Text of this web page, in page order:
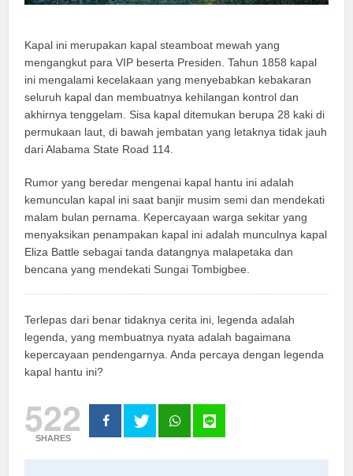
Kapal ini merupakan kapal steamboat mewah yang
mengangkut para VIP beserta Presiden. Tahun 1858 kapal
ini mengalami kecelakaan yang menyebabkan kebakaran
seluruh kapal dan membuatnya kehilangan kontrol dan
akhirnya tenggelam. Sisa kapal ditemukan berupa 28 kaki di
permukaan laut, di bawah jembatan yang letaknya tidak jauh
dari Alabama State Road 114.
Rumor yang beredar mengenai kapal hantu ini adalah
kemunculan kapal ini saat banjir musim semi dan mendekati
malam bulan pernama. Kepercayaan warga sekitar yang
menyaksikan penampakan kapal ini adalah munculnya kapal
Eliza Battle sebagai tanda datangnya malapetaka dan
bencana yang mendekati Sungai Tombigbee.
Terlepas dari benar tidaknya cerita ini, legenda adalah
legenda, yang membuatnya nyata adalah bagaimana
kepercayaan pendengarnya. Anda percaya dengan legenda
kapal hantu ini?
522
SHARES